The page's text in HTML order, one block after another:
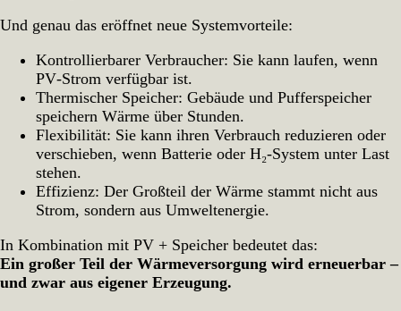
Und genau das eröffnet neue Systemvorteile:
Kontrollierbarer Verbraucher: Sie kann laufen, wenn
PV‑Strom verfügbar ist.
Thermischer Speicher: Gebäude und Pufferspeicher
speichern Wärme über Stunden.
Flexibilität: Sie kann ihren Verbrauch reduzieren oder
verschieben, wenn Batterie oder H₂‑System unter Last
stehen.
Effizienz: Der Großteil der Wärme stammt nicht aus
Strom, sondern aus Umweltenergie.
In Kombination mit PV + Speicher bedeutet das:
Ein großer Teil der Wärmeversorgung wird erneuerbar –
und zwar aus eigener Erzeugung.